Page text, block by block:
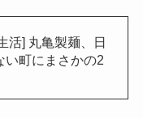
活] 丸亀製麺、日
い町にまさかの2